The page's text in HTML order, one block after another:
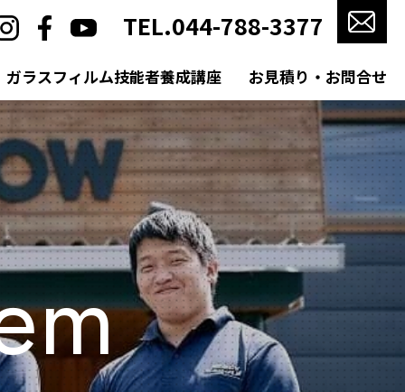
TEL.044-788-3377
遮光フィルム
ガラスフィルム技能者養成講座 お見積り・お問合せ